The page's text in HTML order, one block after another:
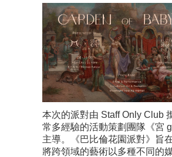
本次的派對由 Staff Only Club
常多經驗的活動策劃團隊《宮
主導。《巴比倫花園派對》旨
將跨領域的藝術以多種不同的